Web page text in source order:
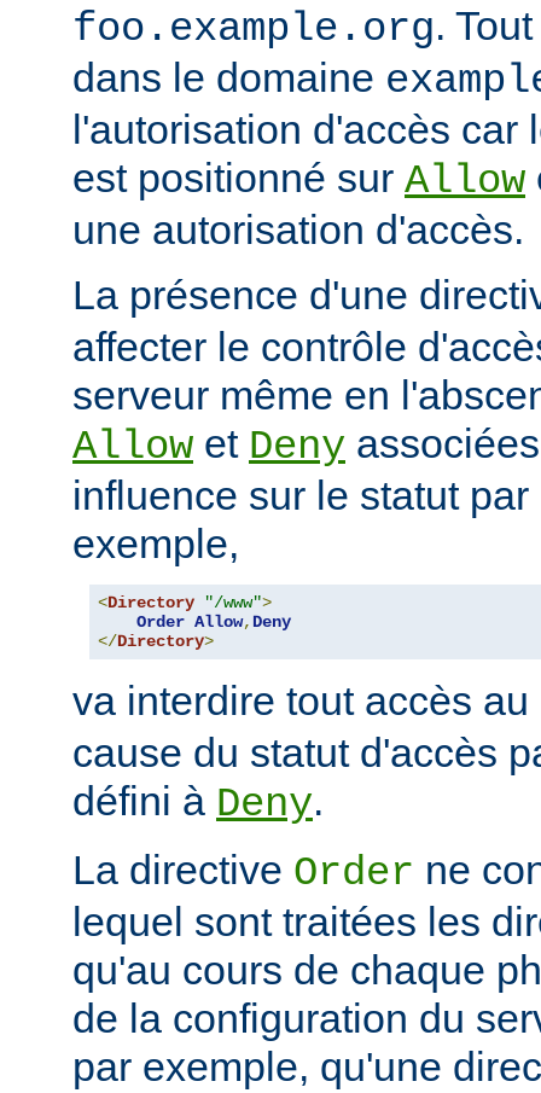
foo.example.org.
dans le domaine
l'autorisation d'accès car
est positionné sur Allow
une autorisation d'accès.
La présence d'une
affecter le contrôle
serveur même en
Allow et Deny
influence sur le statut
exemple,
<Directory "/www">
Order Allow, Deny
</Directory>
va interdire tout accès
cause du statut d'accès
défini à Deny.
La directive Order ne
lequel sont traitées les
qu'au cours de chaque
de la configuration du
par exemple, qu'une